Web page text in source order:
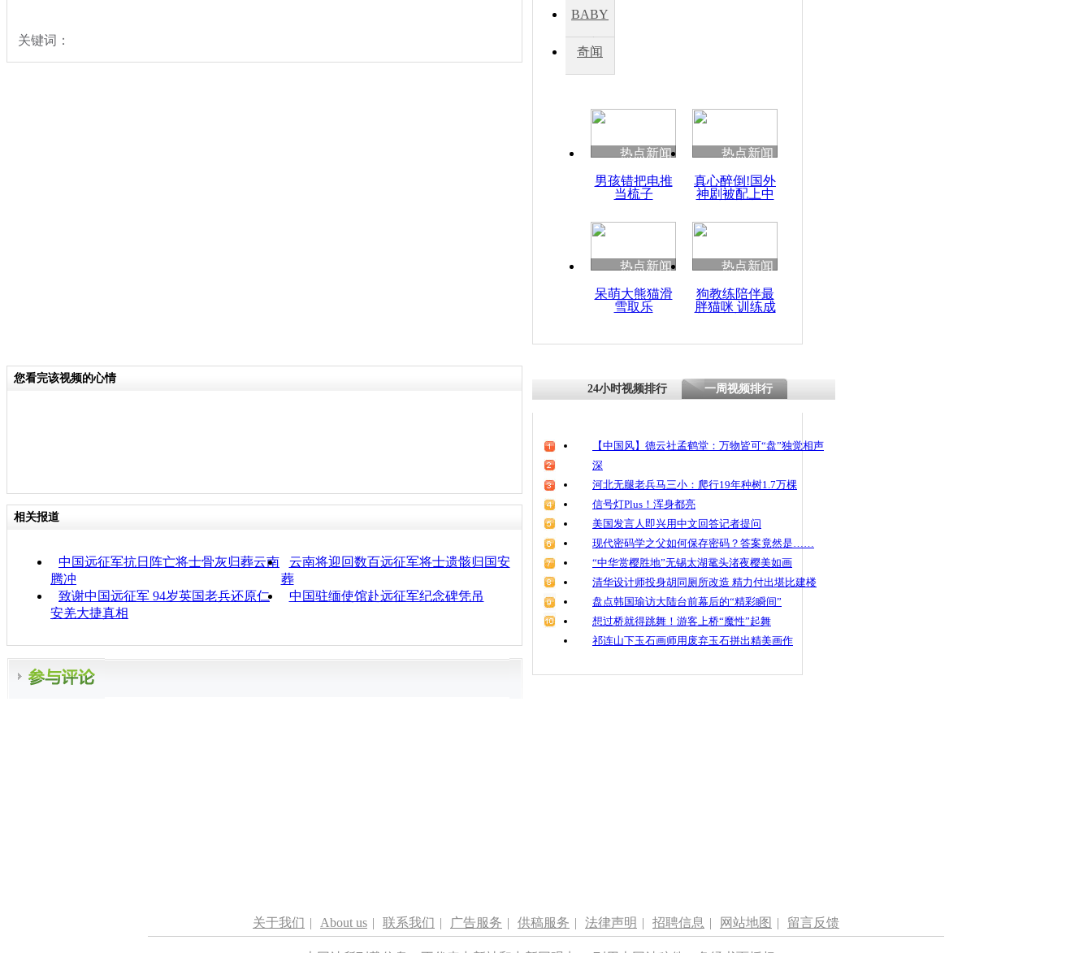
因
度苗族花山节
魂
关键词：
BABY
秀
奇闻
热点新闻
男孩错把电推
当梳子
热点新闻
真心醉倒!国外
神剧被配上中
热点新闻
呆萌大熊猫滑
雪取乐
热点新闻
狗教练陪伴最
胖猫咪 训练成
您看完该视频的心情
相关报道
中国远征军抗日阵亡将士骨灰归葬云南
腾冲
云南将迎回数百远征军将士遗骸归国安
葬
致谢中国远征军 94岁英国老兵还原仁
安羌大捷真相
中国驻缅使馆赴远征军纪念碑凭吊
24小时视频排行 一周视频排行
【中国风】德云社孟鹤堂：万物皆可“盘”独觉相声
深
河北无腿老兵马三小：爬行19年种树1.7万棵
信号灯Plus！浑身都亮
美国发言人即兴用中文回答记者提问
现代密码学之父如何保存密码？答案竟然是……
“中华赏樱胜地”无锡太湖鼋头渚夜樱美如画
清华设计师投身胡同厕所改造 精力付出堪比建楼
盘点韩国瑜访大陆台前幕后的“精彩瞬间”
想过桥就得跳舞！游客上桥“魔性”起舞
祁连山下玉石画师用废弃玉石拼出精美画作
关于我们 | About us | 联系我们 | 广告服务 | 供稿服务 | 法律声明 | 招聘信息 | 网站地图 | 留言反馈